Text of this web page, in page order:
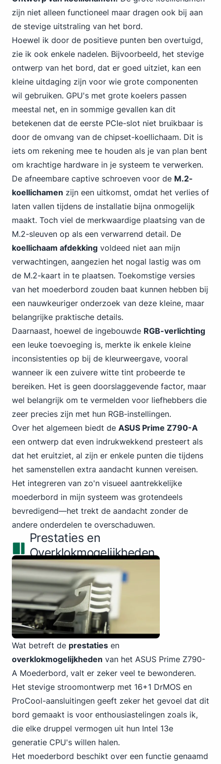
zijn niet alleen functioneel maar dragen ook bij aan
de stevige uitstraling van het bord.
Hoewel ik door de positieve punten ben overtuigd,
zie ik ook enkele nadelen. Bijvoorbeeld, het stevige
ontwerp van het bord, dat er goed uitziet, kan een
kleine uitdaging zijn voor wie grote componenten
wil gebruiken. GPU's met grote koelers passen
meestal net, en in sommige gevallen kan dit
betekenen dat de eerste PCIe-slot niet bruikbaar is
door de omvang van de chipset-koellichaam. Dit is
iets om rekening mee te houden als je van plan bent
om krachtige hardware in je systeem te verwerken.
De afneembare captive schroeven voor de M.2-
koellichamen zijn een uitkomst, omdat het verlies of
laten vallen tijdens de installatie bijna onmogelijk
maakt. Toch viel de merkwaardige plaatsing van de
M.2-sleuven op als een verwarrend detail. De
koellichaam afdekking voldeed niet aan mijn
verwachtingen, aangezien het nogal lastig was om
de M.2-kaart in te plaatsen. Toekomstige versies
van het moederbord zouden baat kunnen hebben bij
een nauwkeuriger onderzoek van deze kleine, maar
belangrijke praktische details.
Daarnaast, hoewel de ingebouwde RGB-verlichting
een leuke toevoeging is, merkte ik enkele kleine
inconsistenties op bij de kleurweergave, vooral
wanneer ik een zuivere witte tint probeerde te
bereiken. Het is geen doorslaggevende factor, maar
wel belangrijk om te vermelden voor liefhebbers die
zeer precies zijn met hun RGB-instellingen.
Over het algemeen biedt de ASUS Prime Z790-A
een ontwerp dat even indrukwekkend presteert als
dat het eruitziet, al zijn er enkele punten die tijdens
het samenstellen extra aandacht kunnen vereisen.
Het integreren van zo'n visueel aantrekkelijke
moederbord in mijn systeem was grotendeels
bevredigend—het trekt de aandacht zonder de
andere onderdelen te overschaduwen.
Prestaties en
Overklokmogelijkheden
Wat betreft de prestaties en
overklokmogelijkheden van het ASUS Prime Z790-
A Moederbord, valt er zeker veel te bewonderen.
Het stevige stroomontwerp met 16+1 DrMOS en
ProCool-aansluitingen geeft zeker het gevoel dat dit
bord gemaakt is voor enthousiastelingen zoals ik,
die elke druppel vermogen uit hun Intel 13e
generatie CPU's willen halen.
Het moederbord beschikt over een functie genaamd